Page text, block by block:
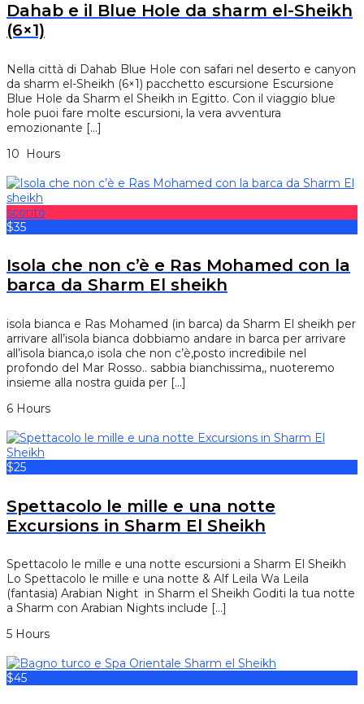
Dahab e il Blue Hole da sharm el-Sheikh
(6×1)
Nella città di Dahab Blue Hole con safari nel deserto e canyon
da sharm el-Sheikh (6×1) pacchetto escursione Escursione
Blue Hole da Sharm el Sheikh in Egitto. Con il viaggio blue
hole puoi fare molte escursioni, la vera avventura
emozionante […]
10 Hours
sconto
$35
Isola che non c’è e Ras Mohamed con la
barca da Sharm El sheikh
isola bianca e Ras Mohamed (in barca) da Sharm El sheikh per
arrivare all’isola bianca dobbiamo andare in barca per arrivare
all’isola bianca,o isola che non c’è,posto incredibile nel
profondo del Mar Rosso.. sabbia bianchissima,, nuoteremo
insieme alla nostra guida per […]
6 Hours
$25
Spettacolo le mille e una notte
Excursions in Sharm El Sheikh
Spettacolo le mille e una notte escursioni a Sharm El Sheikh
Lo Spettacolo le mille e una notte & Alf Leila Wa Leila
(fantasia) Arabian Night in Sharm el Sheikh Goditi la tua notte
a Sharm con Arabian Nights include […]
5 Hours
$45